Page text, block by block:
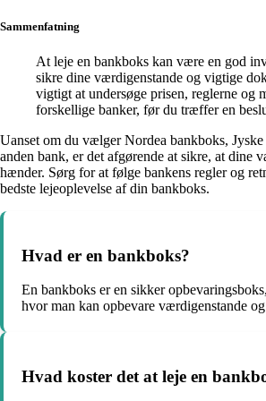
Sammenfatning
At leje en bankboks kan være en god
sikre dine værdigenstande og vigtige
vigtigt at undersøge prisen, reglerne og
forskellige banker, før du træffer en
Uanset om du vælger Nordea bankboks,
anden bank, er det afgørende at sikre, at dine
hænder. Sørg for at følge bankens regler og
bedste lejeoplevelse af din bankboks.
Hvad er en bankboks?
En bankboks er en sikker
hvor man kan opbevare værdigenstande
Hvad koster det at leje en